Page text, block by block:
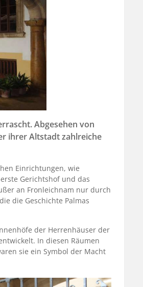
Abgesehen von
ihrer Altstadt zahlreiche
Einrichtungen, wie
Gerichtshof und das
an Fronleichnam nur durch
die Geschichte Palmas
der Herrenhäuser der
In diesen Räumen
sie ein Symbol der Macht